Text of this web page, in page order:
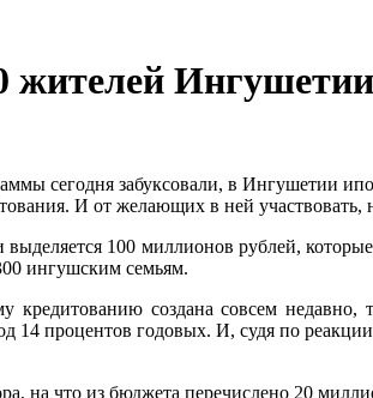
жителей
сегодня забуксовали, в Ингушетии
И от желающих в ней участвовать,
выделяется 100 миллионов рублей,
ингушским семьям.
кредитованию создана совсем
14 процентов годовых. И, судя по
на что из бюджета перечислено 20